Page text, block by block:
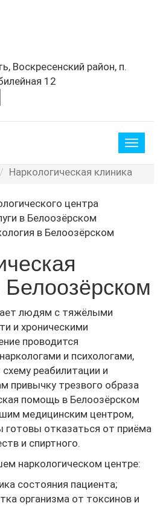
Воскресенский район, п.
12
Toggle
Наркологическая клиника
центра
в Белоозёрском
в Белоозёрском
Белоозёрском
людям с тяжёлыми
и хроническими
проводится
и психологами,
реабилитации и
привычку трезвого образа
помощь в Белоозёрском
медицинским центром,
готовы отказаться от приёма
и спиртного.
наркологическом центре:
состояния пациента;
организма от токсинов и